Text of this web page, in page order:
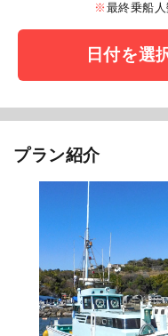
最終乗船
日付を選
プラン紹介